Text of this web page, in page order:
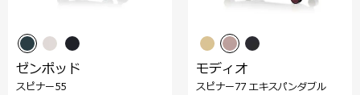
ゼンポッド
スピナー55
モディオ
スピナー77 エキスパンダブル